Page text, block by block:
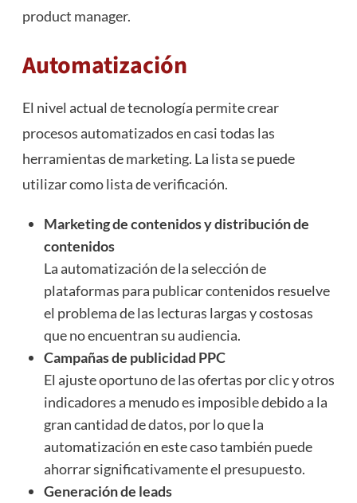
product manager.
Automatización
El nivel actual de tecnología permite crear
procesos automatizados en casi todas las
herramientas de marketing. La lista se puede
utilizar como lista de verificación.
Marketing de contenidos y distribución de
contenidos
La automatización de la selección de
plataformas para publicar contenidos resuelve
el problema de las lecturas largas y costosas
que no encuentran su audiencia.
Campañas de publicidad PPC
El ajuste oportuno de las ofertas por clic y otros
indicadores a menudo es imposible debido a la
gran cantidad de datos, por lo que la
automatización en este caso también puede
ahorrar significativamente el presupuesto.
Generación de leads